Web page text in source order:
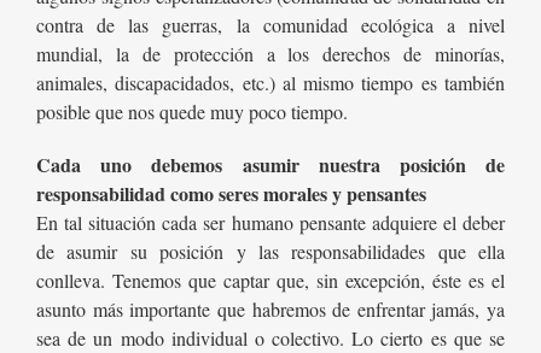
contra de las guerras, la comunidad ecológica a nivel
mundial, la de protección a los derechos de minorías,
animales, discapacidados, etc.) al mismo tiempo es también
posible que nos quede muy poco tiempo.
Cada uno debemos asumir nuestra posición de
responsabilidad como seres morales y pensantes
En tal situación cada ser humano pensante adquiere el deber
de asumir su posición y las responsabilidades que ella
conlleva. Tenemos que captar que, sin excepción, éste es el
asunto más importante que habremos de enfrentar jamás, ya
sea de un modo individual o colectivo. Lo cierto es que se